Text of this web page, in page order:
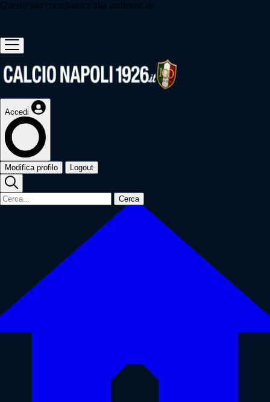
Questo sito contribuisce alla audience de
Accedi
Modifica profilo Logout
Cerca